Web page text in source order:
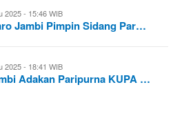
2025 - 15:46 WIB
Jambi Pimpin Sidang Par…
2025 - 18:41 WIB
Adakan Paripurna KUPA …